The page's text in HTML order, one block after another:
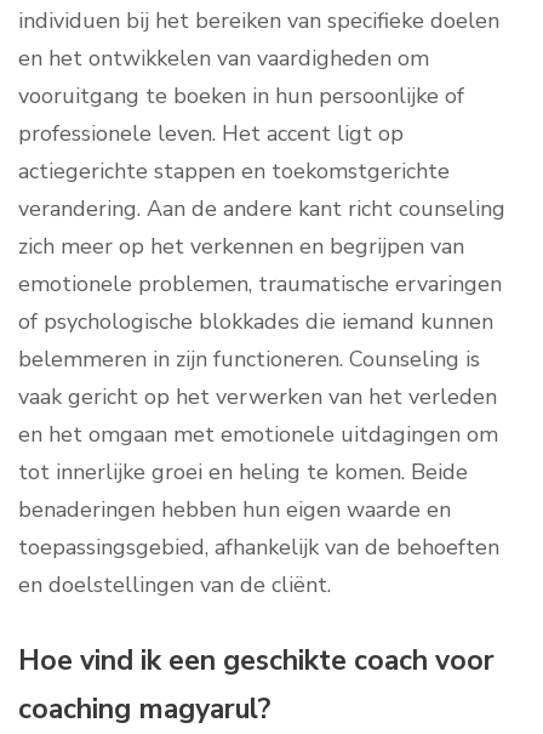
individuen bij het bereiken van specifieke doelen
en het ontwikkelen van vaardigheden om
vooruitgang te boeken in hun persoonlijke of
professionele leven. Het accent ligt op
actiegerichte stappen en toekomstgerichte
verandering. Aan de andere kant richt counseling
zich meer op het verkennen en begrijpen van
emotionele problemen, traumatische ervaringen
of psychologische blokkades die iemand kunnen
belemmeren in zijn functioneren. Counseling is
vaak gericht op het verwerken van het verleden
en het omgaan met emotionele uitdagingen om
tot innerlijke groei en heling te komen. Beide
benaderingen hebben hun eigen waarde en
toepassingsgebied, afhankelijk van de behoeften
en doelstellingen van de cliënt.
Hoe vind ik een geschikte coach voor
coaching magyarul?